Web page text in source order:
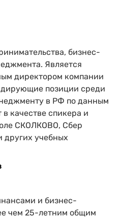
бизнес-
Является
директором компании
позиции среди
в РФ по данным
качестве спикера и
СКОЛКОВО, Сбер
других учебных
и бизнес-
чем 25-летним общим